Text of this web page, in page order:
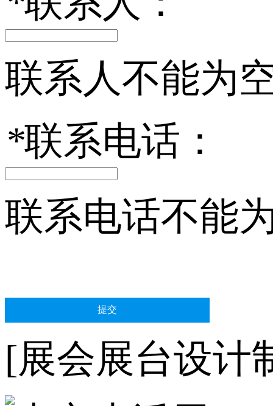
联系人不能为
*联系电话：
联系电话不能
[展会展台设计